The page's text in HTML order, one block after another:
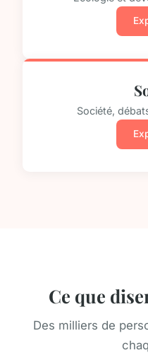
Société,
Ce que
Des milliers de